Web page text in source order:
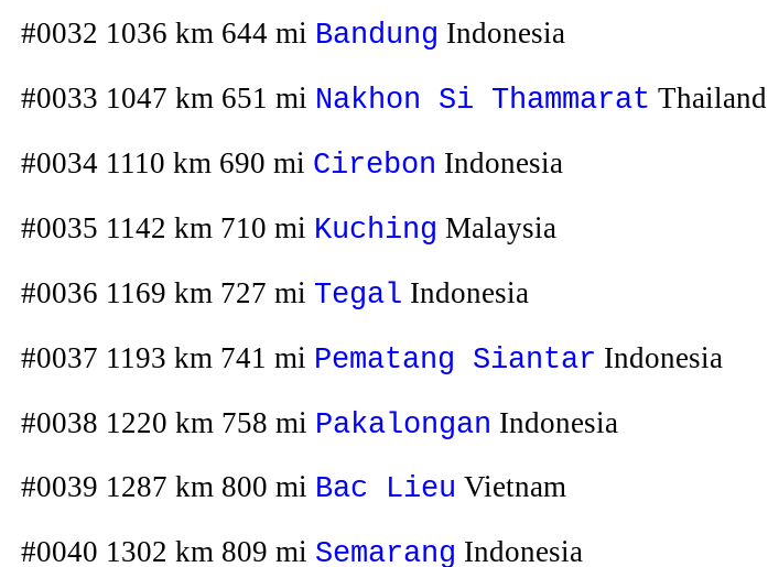
#0032 1036 km 644 mi Bandung Indonesia
#0033 1047 km 651 mi Nakhon Si Thammarat Thailand
#0034 1110 km 690 mi Cirebon Indonesia
#0035 1142 km 710 mi Kuching Malaysia
#0036 1169 km 727 mi Tegal Indonesia
#0037 1193 km 741 mi Pematang Siantar Indonesia
#0038 1220 km 758 mi Pakalongan Indonesia
#0039 1287 km 800 mi Bac Lieu Vietnam
#0040 1302 km 809 mi Semarang Indonesia